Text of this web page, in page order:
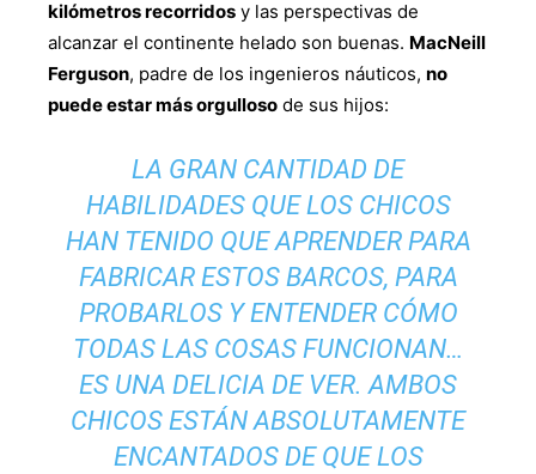
kilómetros recorridos y las perspectivas de
alcanzar el continente helado son buenas. MacNeill
Ferguson, padre de los ingenieros náuticos, no
puede estar más orgulloso de sus hijos:
LA GRAN CANTIDAD DE
HABILIDADES QUE LOS CHICOS
HAN TENIDO QUE APRENDER PARA
FABRICAR ESTOS BARCOS, PARA
PROBARLOS Y ENTENDER CÓMO
TODAS LAS COSAS FUNCIONAN…
ES UNA DELICIA DE VER. AMBOS
CHICOS ESTÁN ABSOLUTAMENTE
ENCANTADOS DE QUE LOS